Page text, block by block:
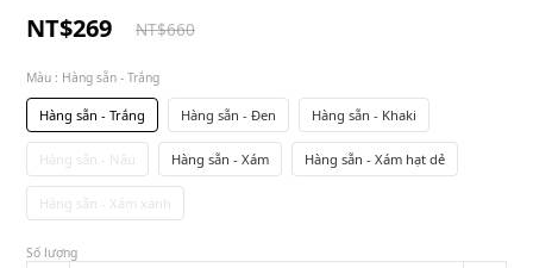
NT$269 NT$660
Màu : Hàng sẵn - Trắng
Hàng sẵn - Trắng Hàng sẵn - Đen Hàng sẵn - Khaki
Hàng sẵn - Nâu Hàng sẵn - Xám Hàng sẵn - Xám hạt dẻ
Hàng sẵn - Xám xanh
Số lượng